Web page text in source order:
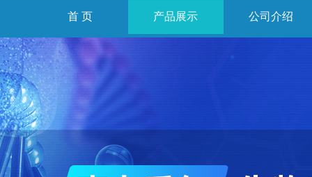
首 页 产品展示 公司介绍